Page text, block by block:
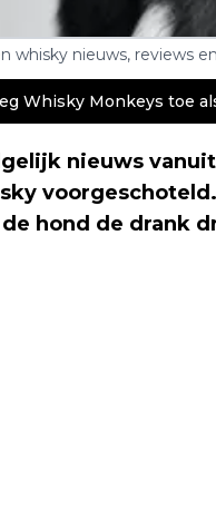
whisky nieuws, reviews
Whisky Monkeys toe
nieuws
hond de drank